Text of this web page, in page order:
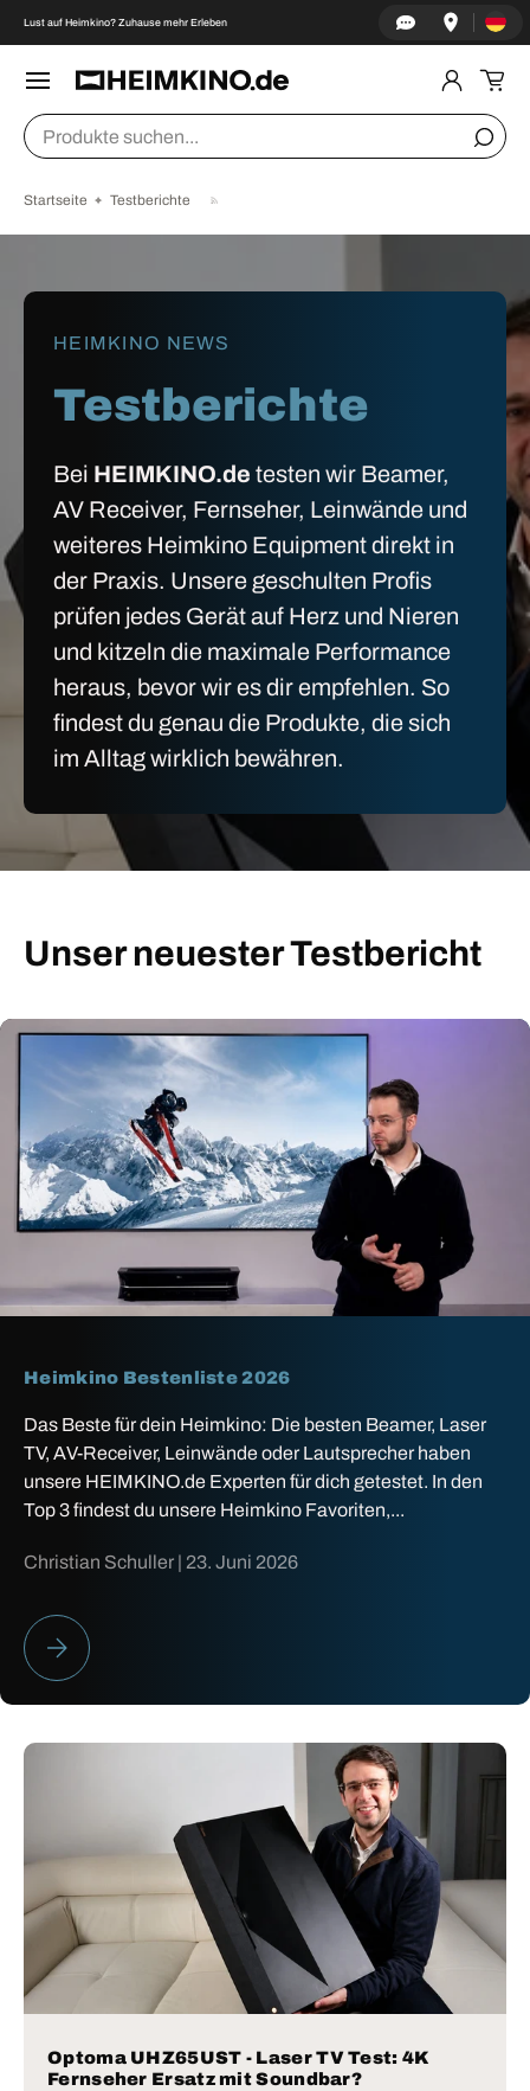
↵Zum Inhalt springen
↵Zum Menü springen
↵Fußzeile springen
↵Barrierefreiheits-Widget öffnen
DIREKT ZUM INHALT
Lust auf Heimkino? Zuhause mehr Erleben Land/
Suchen
Startseite Testberichte
HEIMKINO NEWS
Testberichte
Bei HEIMKINO.de testen wir Beamer,
AV Receiver, Fernseher, Leinwände und
weiteres Heimkino Equipment direkt in
der Praxis. Unsere geschulten Profis
prüfen jedes Gerät auf Herz und Nieren
und kitzeln die maximale Performance
heraus, bevor wir es dir empfehlen. So
findest du genau die Produkte, die sich
im Alltag wirklich bewähren.
Unser neuester Testbericht
Heimkino Bestenliste 2026
Das Beste für dein Heimkino: Die besten Beamer, Laser
TV, AV-Receiver, Leinwände oder Lautsprecher haben
unsere HEIMKINO.de Experten für dich getestet. In den
Top 3 findest du unsere Heimkino Favoriten,...
Christian Schuller | 23. Juni 2026
HEIMKINO BESTENLISTE 2026
Optoma UHZ65UST - Laser TV Test: 4K
Fernseher Ersatz mit Soundbar?